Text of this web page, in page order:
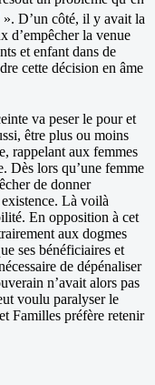
». D’un côté, il y avait la
d’empêcher la venue
et enfant dans de
cette décision en âme
va peser le pour et
être plus ou moins
rappelant aux femmes
Dès lors qu’une femme
de donner
Là voilà
En opposition à cet
aux dogmes
ses bénéficiaires et
de dépénaliser
n’avait alors pas
voulu paralyser le
Familles préfère retenir